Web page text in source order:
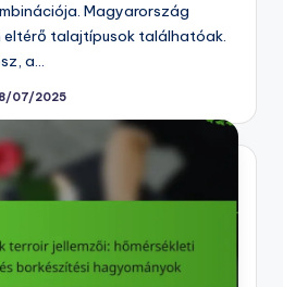
Magyarország
eltérő talajtípusok találhatóak.
a…
07/2025